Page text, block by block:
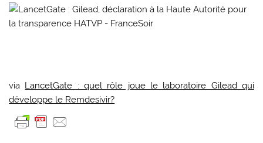
via LancetGate : quel rôle joue le laboratoire Gilead qui
développe le Remdesivir?